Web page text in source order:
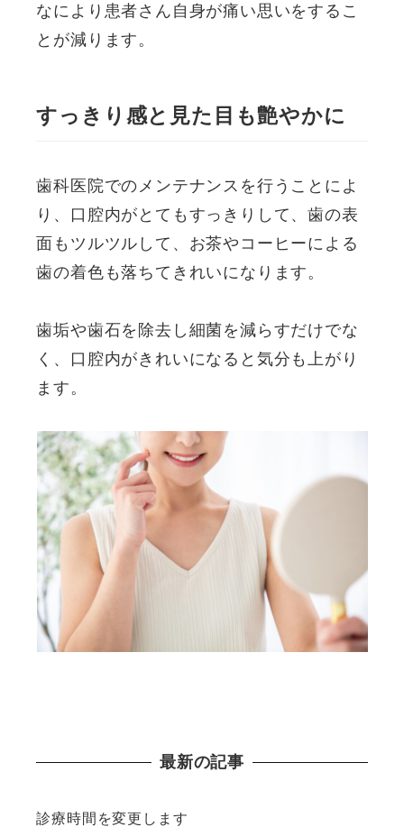
なにより患者さん自身が痛い思いをするこ
とが減ります。
すっきり感と見た目も艶やかに
歯科医院でのメンテナンスを行うことによ
り、口腔内がとてもすっきりして、歯の表
面もツルツルして、お茶やコーヒーによる
歯の着色も落ちてきれいになります。
歯垢や歯石を除去し細菌を減らすだけでな
く、口腔内がきれいになると気分も上がり
ます。
最新の記事
診療時間を変更します